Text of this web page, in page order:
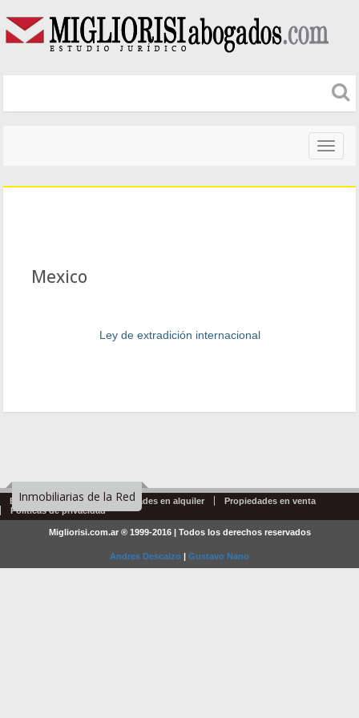
Mexico
Ley de extradición internacional
Inmobiliarias de la Red
Emprendimientos Propiedades en alquiler
Propiedades en venta
Politicas de privacidad
Migliorisi.com.ar ® 1999-2016 | Todos los derechos reservados
Andres Descalzo | Gustavo Nano